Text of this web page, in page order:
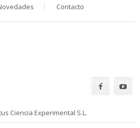
Contacto
Facebook
Ciencia Experimental S.L.